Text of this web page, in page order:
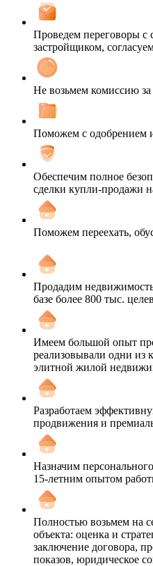
Проведем переговоры с
застройщиком,
Не возьмем комиссию за
Поможем с одобрением
Обеспечим полное
сделки купли-продажи
Поможем переехать,
Продадим
базе более 800 тыс.
Имеем большой опыт
реализовывали одни из
элитной жилой
Разработаем
продвижения и
Назначим
15-летним опытом
Полностью возьмем на
объекта: оценка и
заключение договора,
показов, юридическое